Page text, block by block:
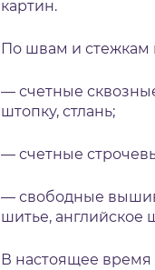
картин.
По швам и стежкам
— счетные
штопку, стлань;
— счетные
— свободные
шитье, английское
В настоящее